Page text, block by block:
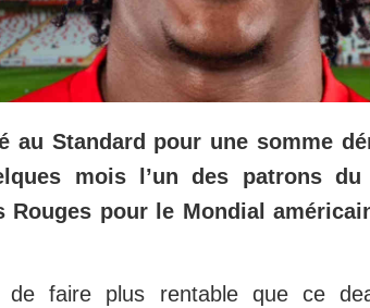
au Standard pour une somme
mois l’un des patrons
Rouges pour le Mondial
de faire plus rentable que ce